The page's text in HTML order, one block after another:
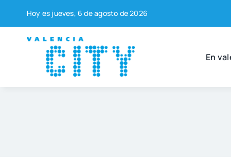
contenido
Hoy es jue­ves, 6 de agos­to de 2026
En